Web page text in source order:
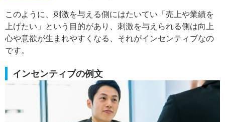
このように、刺激を与える側にはたいてい「売上や業績を
上げたい」という目的があり、刺激を与えられる側は向上
心や意欲が生まれやすくなる、それがインセンティブなの
です。
インセンティブの例文